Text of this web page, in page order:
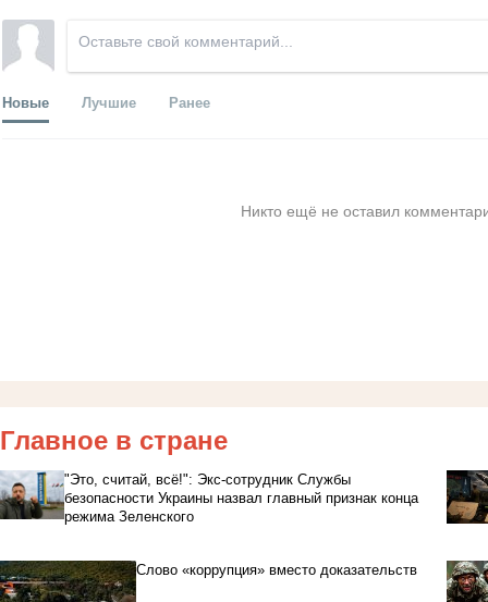
Новые Лучшие Ранее
Никто ещё не оставил
Главное в стране
"Это, считай, всё!": Экс-сотрудник Службы
безопасности Украины назвал главный признак конца
режима Зеленского
Слово «коррупция» вместо доказательств